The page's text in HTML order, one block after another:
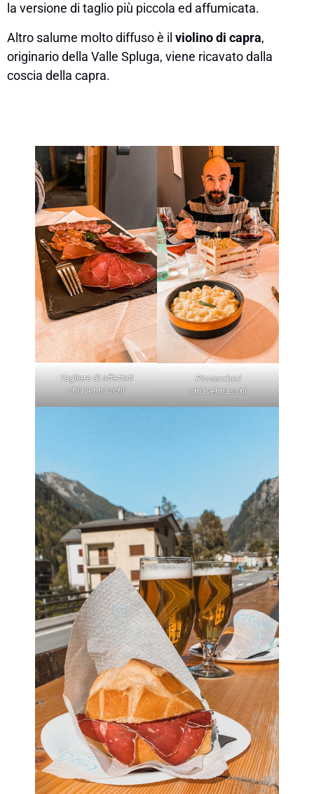
la versione di taglio più piccola ed affumicata.
Altro salume molto diffuso è il violino di capra,
originario della Valle Spluga, viene ricavato dalla
coscia della capra.
Tagliere di affettati
chiavennaschi
Pizzoccheri
chiavennaschi